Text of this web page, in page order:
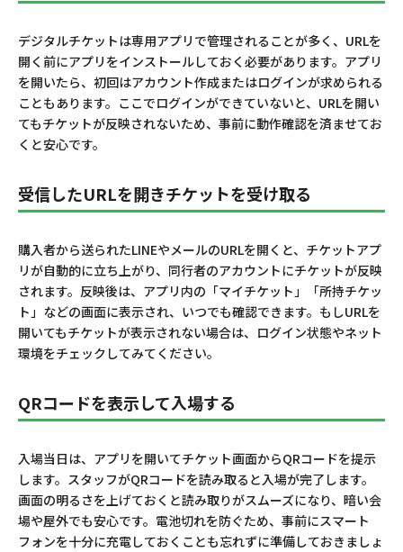
デジタルチケットは専用アプリで管理されることが多く、URLを
開く前にアプリをインストールしておく必要があります。アプリ
を開いたら、初回はアカウント作成またはログインが求められる
こともあります。ここでログインができていないと、URLを開い
てもチケットが反映されないため、事前に動作確認を済ませてお
くと安心です。
受信したURLを開きチケットを受け取る
購入者から送られたLINEやメールのURLを開くと、チケットアプ
リが自動的に立ち上がり、同行者のアカウントにチケットが反映
されます。反映後は、アプリ内の「マイチケット」「所持チケッ
ト」などの画面に表示され、いつでも確認できます。もしURLを
開いてもチケットが表示されない場合は、ログイン状態やネット
環境をチェックしてみてください。
QRコードを表示して入場する
入場当日は、アプリを開いてチケット画面からQRコードを提示
します。スタッフがQRコードを読み取ると入場が完了します。
画面の明るさを上げておくと読み取りがスムーズになり、暗い会
場や屋外でも安心です。電池切れを防ぐため、事前にスマート
フォンを十分に充電しておくことも忘れずに準備しておきましょ